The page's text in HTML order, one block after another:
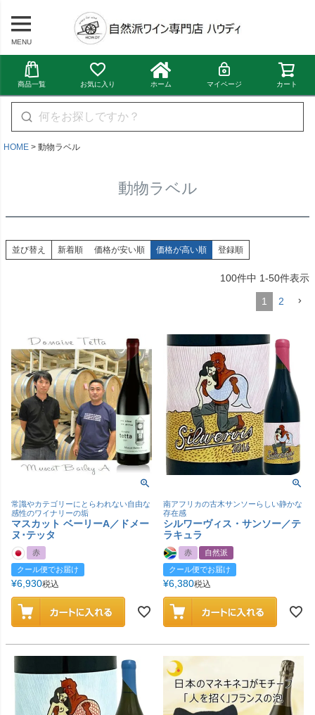
MENU
商品一覧 お気に入り ホーム マイページ カート
HOME 動物ラベル
動物ラベル
並び替え 新着順 価格が安い順 価格が高い順 登録順
100件中 1-50件表示
1 2
常識やカテゴリーにとらわれない自由な
感性のワイナリーの垢
マスカット ベーリーA／ドメー
ヌ･テッタ
赤
クール便でお届け
¥6,930税込
南アフリカの古木サンソーらしい静かな
存在感
シルワーヴィス・サンソー／テ
ラキュラ
赤
自然派
クール便でお届け
¥6,380税込